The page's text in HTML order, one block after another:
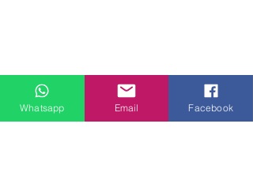
Whatsapp Email Facebook